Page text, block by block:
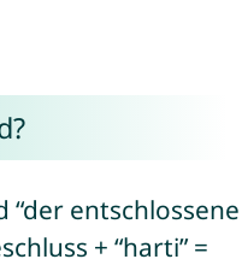
“der
+ “harti” =